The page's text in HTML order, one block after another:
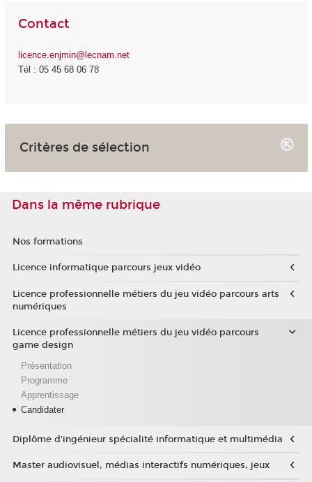
Contact
licence.enjmin@lecnam.net
Tél : 05 45 68 06 78
Critères de sélection
Dans la même rubrique
Nos formations
Licence informatique parcours jeux vidéo
Licence professionnelle métiers du jeu vidéo parcours arts
numériques
Licence professionnelle métiers du jeu vidéo parcours
game design
Présentation
Programme
Apprentissage
Candidater
Diplôme d'ingénieur spécialité informatique et multimédia
Master audiovisuel, médias interactifs numériques, jeux